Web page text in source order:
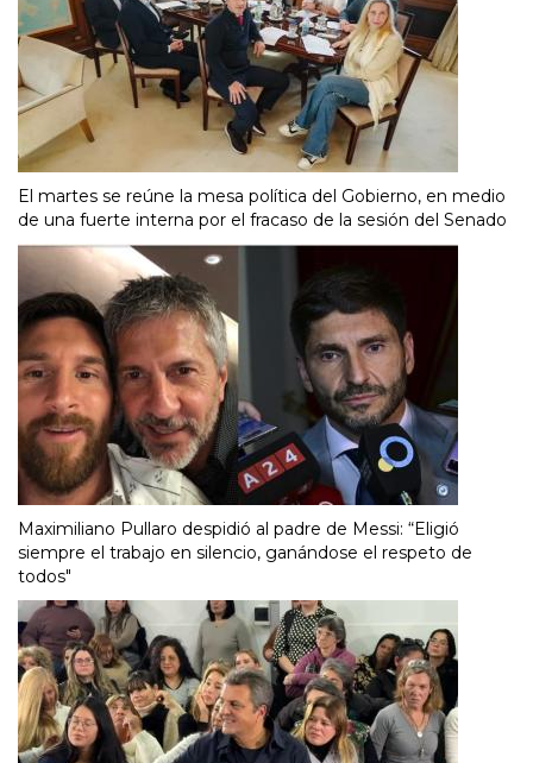
El martes se reúne la mesa política del Gobierno, en medio
de una fuerte interna por el fracaso de la sesión del Senado
Maximiliano Pullaro despidió al padre de Messi: “Eligió
siempre el trabajo en silencio, ganándose el respeto de
todos"